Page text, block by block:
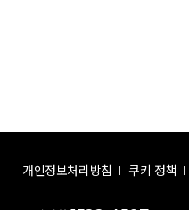
개인정보처리방침 쿠키 정책